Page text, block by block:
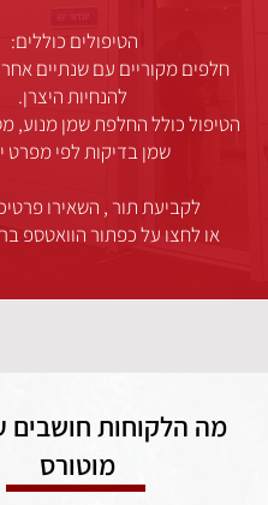
הטיפולים כוללים:
חלפים מקוריים עם שנתיים
להנחיות היצרן.
הטיפול כולל החלפת שמן מנוע,
שמן בדיקות לפי מפרט
לקביעת תור , השאירו
או לחצו על כפתור הוואטספ
מה הלקוחות חושבים
מוטורס